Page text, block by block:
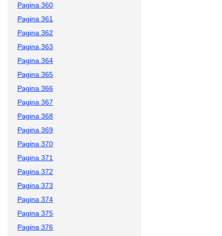
Pagina 360
Pagina 361
Pagina 362
Pagina 363
Pagina 364
Pagina 365
Pagina 366
Pagina 367
Pagina 368
Pagina 369
Pagina 370
Pagina 371
Pagina 372
Pagina 373
Pagina 374
Pagina 375
Pagina 376